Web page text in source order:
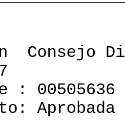
Consejo
: 00505636
Aprobada